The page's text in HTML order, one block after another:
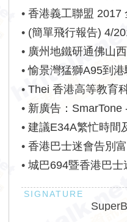
•香港義工聯盟 2017
• (簡單飛行報告) 4/
• 廣州地鐵研通佛山
•愉景灣猛獅A95到港
•Thei 香港高等教育
• 新廣告：SmarTone
級英雄 」
•建議E34A繁忙時間
•香港巴士迷會告別
•城巴694暨香港巴